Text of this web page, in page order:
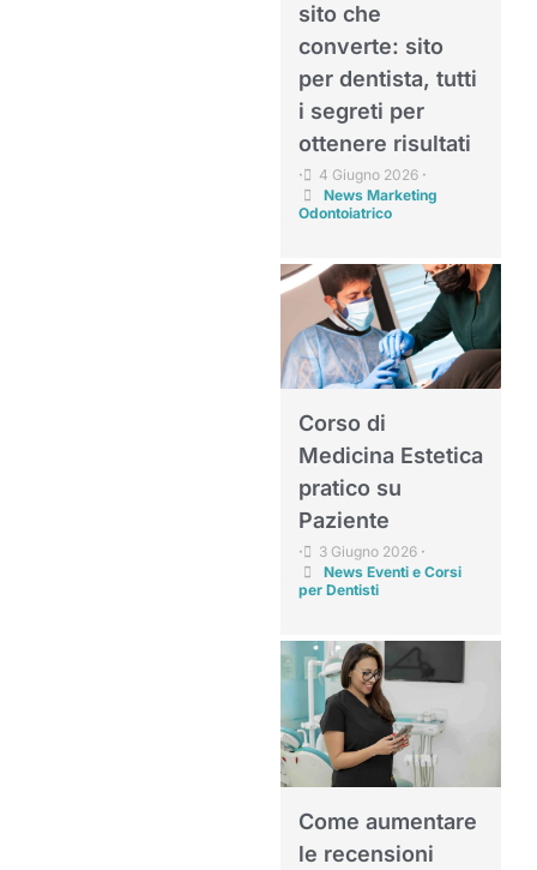
sito che
converte: sito
per dentista, tutti
i segreti per
ottenere risultati
• 4 Giugno 2026 •
News Marketing
Odontoiatrico
Corso di
Medicina Estetica
pratico su
Paziente
• 3 Giugno 2026 •
News Eventi e Corsi
per Dentisti
Come aumentare
le recensioni